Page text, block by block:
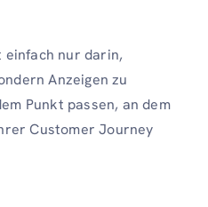
einfach nur darin,
Anzeigen zu
Punkt passen, an dem
Customer Journey